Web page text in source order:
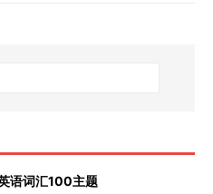
语词汇100主题